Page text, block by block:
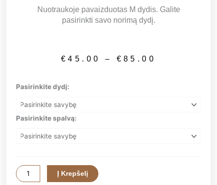
Nuotraukoje pavaizduotas M dydis. Galite
pasirinkti savo norimą dydį.
€45.00 – €85.00
Pasirinkite dydį:
Pasirinkite spalvą:
produkto
Gėlių
puokštė
šokis”
Į Krepšelį